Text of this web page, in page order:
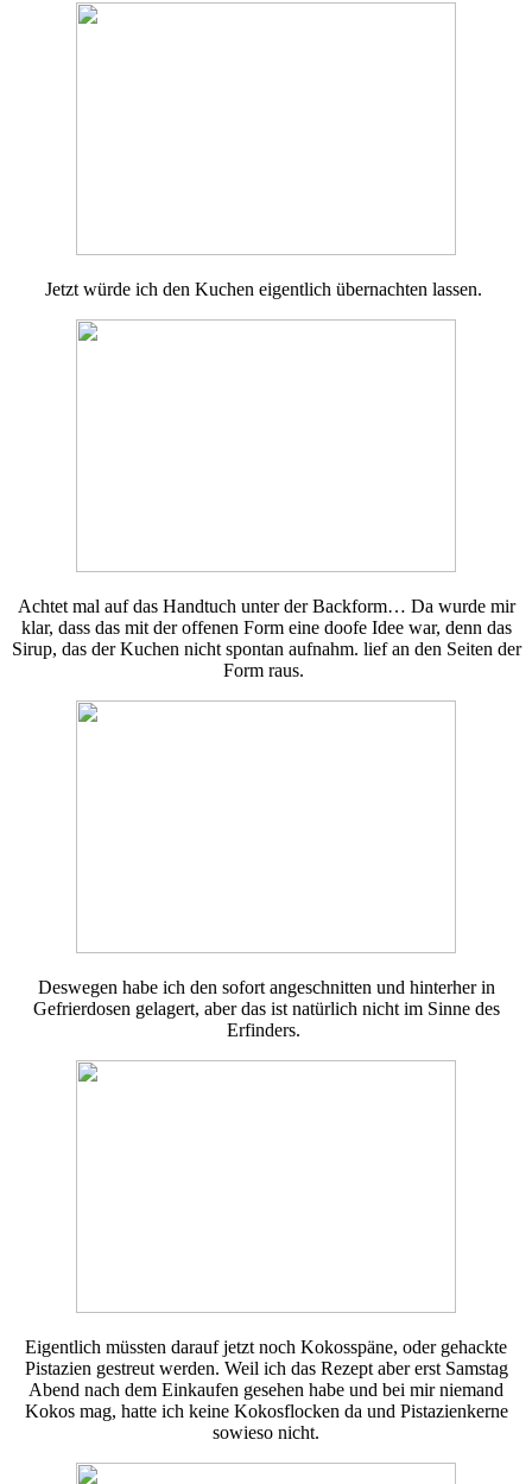
Jetzt würde ich den Kuchen eigentlich übernachten lassen.
Achtet mal auf das Handtuch unter der Backform… Da wurde mir
klar, dass das mit der offenen Form eine doofe Idee war, denn das
Sirup, das der Kuchen nicht spontan aufnahm. lief an den Seiten der
Form raus.
Deswegen habe ich den sofort angeschnitten und hinterher in
Gefrierdosen gelagert, aber das ist natürlich nicht im Sinne des
Erfinders.
Eigentlich müssten darauf jetzt noch Kokosspäne, oder gehackte
Pistazien gestreut werden. Weil ich das Rezept aber erst Samstag
Abend nach dem Einkaufen gesehen habe und bei mir niemand
Kokos mag, hatte ich keine Kokosflocken da und Pistazienkerne
sowieso nicht.